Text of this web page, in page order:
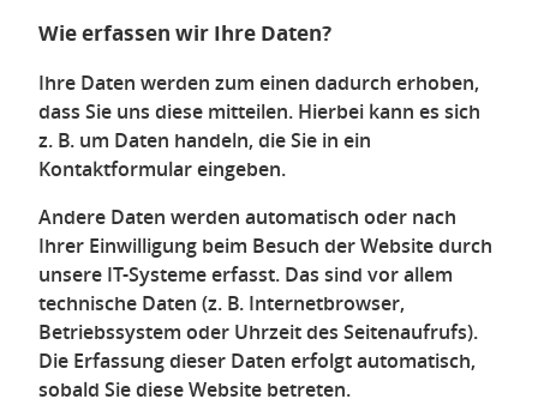
Wie erfassen wir Ihre Daten?
Ihre Daten werden zum einen dadurch erhoben,
dass Sie uns diese mitteilen. Hierbei kann es sich
z. B. um Daten handeln, die Sie in ein
Kontaktformular eingeben.
Andere Daten werden automatisch oder nach
Ihrer Einwilligung beim Besuch der Website durch
unsere IT-Systeme erfasst. Das sind vor allem
technische Daten (z. B. Internetbrowser,
Betriebssystem oder Uhrzeit des Seitenaufrufs).
Die Erfassung dieser Daten erfolgt automatisch,
sobald Sie diese Website betreten.